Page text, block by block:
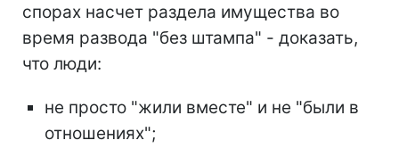
спорах насчет раздела имущества во
время развода "без штампа" - доказать,
что люди:
не просто "жили вместе" и не "были в
отношениях";